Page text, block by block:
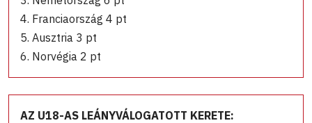
4. Franciaország 4 pt
5. Ausztria 3 pt
6. Norvégia 2 pt
AZ U18-AS LEÁNYVÁLOGATOTT KERETE: